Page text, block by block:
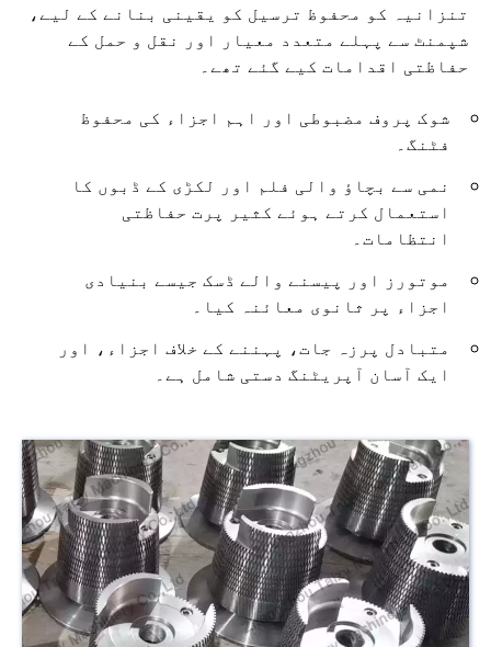
تنزانیہ کو محفوظ ترسیل کو یقینی بنانے کے لیے،
شپمنٹ سے پہلے متعدد معیار اور نقل و حمل کے
حفاظتی اقدامات کیے گئے تھے۔
شوک پروف مضبوطی اور اہم اجزاء کی محفوظ
فٹنگ۔
نمی سے بچاؤ والی فلم اور لکڑی کے ڈبوں کا
استعمال کرتے ہوئے کثیر پرت حفاظتی
انتظامات۔
موتورز اور پیسنے والے ڈسک جیسے بنیادی
اجزاء پر ثانوی معائنہ کیا۔
متبادل پرزہ جات، پہننے کے خلاف اجزاء، اور
ایک آسان آپریٹنگ دستی شامل ہے۔